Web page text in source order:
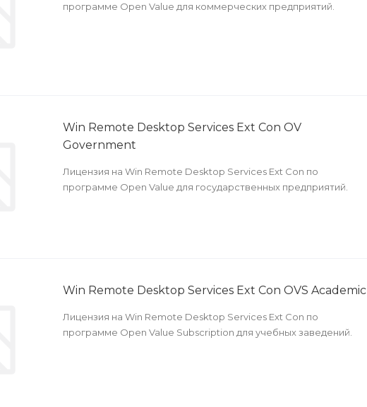
программе Open Value для коммерческих предприятий.
Win Remote Desktop Services Ext Con OV
Government
Лицензия на Win Remote Desktop Services Ext Con по
программе Open Value для государственных предприятий.
Win Remote Desktop Services Ext Con OVS Academic
Лицензия на Win Remote Desktop Services Ext Con по
программе Open Value Subscription для учебных заведений.